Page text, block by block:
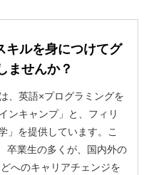
キルを身につけてグ
ませんか？
、英語×プログラミングを
ンキャンプ」と、フィリ
」を提供しています。こ
卒業生の多くが、国内外の
へのキャリアチェンジを